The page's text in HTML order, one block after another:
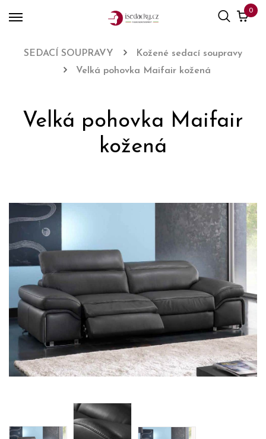
0
SEDACÍ SOUPRAVY
Kožené sedací soupravy
Velká pohovka Maifair kožená
Velká pohovka Maifair
kožená